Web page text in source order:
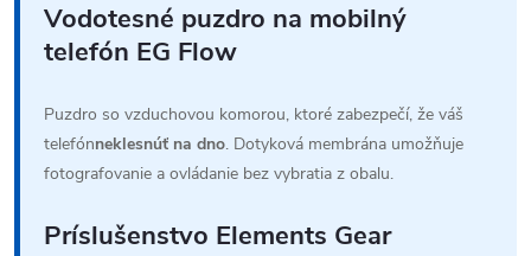
Vodotesné puzdro na mobilný
telefón EG Flow
Puzdro so vzduchovou komorou, ktoré zabezpečí, že váš
telefónneklesnúť na dno. Dotyková membrána umožňuje
fotografovanie a ovládanie bez vybratia z obalu.
Príslušenstvo Elements Gear